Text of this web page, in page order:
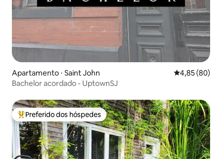
Apartamento ⋅ Saint John 4,85 de uma
4,85 (80)
Bachelor acordado - UptownSJ
Entre os melhores preferidos dos hóspedes
Preferido dos hóspedes